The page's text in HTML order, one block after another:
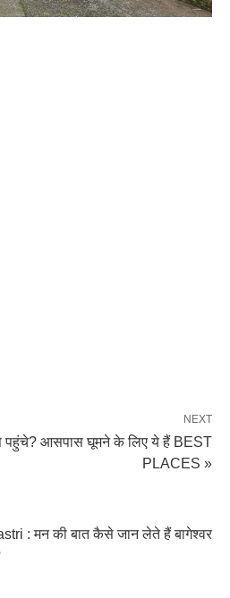
NEXT
आसपास घूमने के लिए ये हैं BEST
PLACES »
: मन की बात कैसे जान लेते हैं बागेश्वर